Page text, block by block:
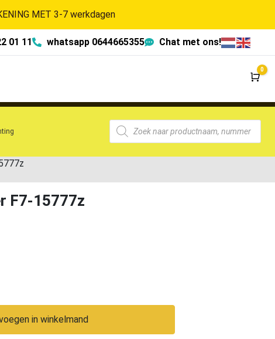
MET 3-7 werkdagen
01 11 whatsapp 0644665355 Chat met ons!
0
F7-15777z
in winkelmand